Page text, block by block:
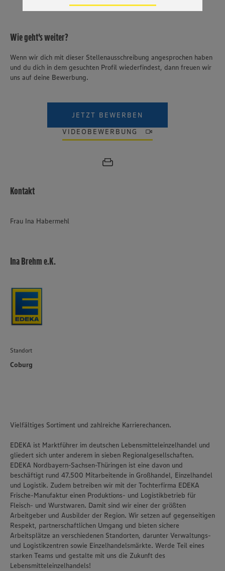
genannten Dienste Ihre Daten verarbeiten. Weitere
Policy unter den Stichworten „YouTube” und „Vimeo”.
Wie geht's weiter?
Wenn wir dich mit dieser Stellenausschreibung angesprochen haben
und du dich in dem gesuchten Profil wiederfindest, dann freuen wir
uns auf deine Bewerbung.
JETZT BEWERBEN
VIDEOBEWERBUNG
Kontakt
Frau Ina Habermehl
Ina Brehm e.K.
Standort
Coburg
Vielfältiges Sortiment und zahlreiche Karrierechancen.
EDEKA ist Marktführer im deutschen Lebensmitteleinzelhandel und
gliedert sich unter anderem in sieben Regionalgesellschaften.
EDEKA Nordbayern-Sachsen-Thüringen ist eine davon und
beschäftigt rund 47.500 Mitarbeitende in Großhandel, Einzelhandel
und Logistik. Zudem betreiben wir mit der Tochterfirma EDEKA
Frische-Manufaktur einen Produktions- und Logistikbetrieb für
Fleisch- und Wurstwaren. Damit sind wir einer der größten
Arbeitgeber und Ausbilder der Region. Wir setzen auf gegenseitigen
Respekt, partnerschaftlichen Umgang und bieten sichere
Arbeitsplätze an verschiedenen Standorten, darunter Verwaltungs-
und Logistikzentren sowie Einzelhandelsmärkte. Werde Teil eines
starken Teams und gestalte mit uns die Zukunft des
Lebensmitteleinzelhandels!